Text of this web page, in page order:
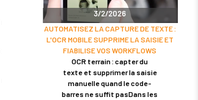
3/2/2026
AUTOMATISEZ LA CAPTURE DE TEXTE :
L'OCR MOBILE SUPPRIME LA SAISIE ET
FIABILISE VOS WORKFLOWS
OCR terrain : capter du
texte et supprimer la saisie
manuelle quand le code-
barres ne suffit pasDans les